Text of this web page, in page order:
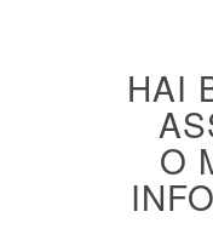
HAI
O